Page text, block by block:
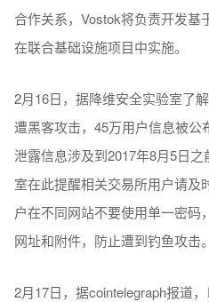
合作关系，Vostok将负责开发基
在联合基础设施项目中实施。
2月16日，据降维安全实验室了
遭黑客攻击，45万用户信息被公
泄露信息涉及到2017年8月5日
室在此提醒相关交易所用户请及
户在不同网站不要使用单一密码
网址和附件，防止遭到钓鱼攻击。
2月17日，据cointelegraph报道